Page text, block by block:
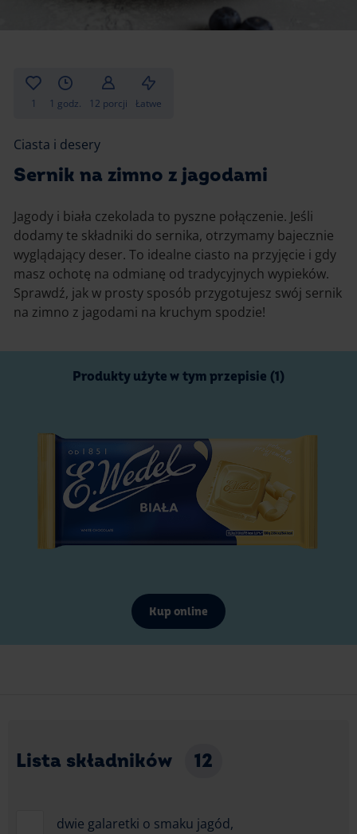
Inne
Ciasta i desery
Napoje i koktajle
Gotowanie
Desery i przekąski
1 1 godz. 12 porcji Łatwe
Ciasta i desery
Sernik na zimno z jagodami
Jagody i biała czekolada to pyszne połączenie. Jeśli
dodamy te składniki do sernika, otrzymamy bajecznie
wyglądający deser. To idealne ciasto na przyjęcie i gdy
masz ochotę na odmianę od tradycyjnych wypieków.
Sprawdź, jak w prosty sposób przygotujesz swój sernik
na zimno z jagodami na kruchym spodzie!
Produkty użyte w tym przepisie (1)
Kup online
Lista składników 12
dwie galaretki o smaku jagód,